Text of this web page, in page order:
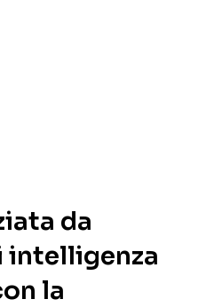
da
intelligenza
la